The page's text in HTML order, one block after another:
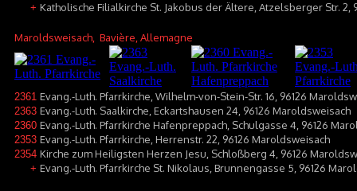
+ Katholische Filialkirche St. Jakobus der Ältere, Atzelsberger Str. 2,
Maroldsweisach , Bavière, Allemagne
2361 Evang.-Luth. Pfarrkirche, Wilhelm-von-Stein-Str. 16, 96126
2363 Evang.-Luth. Saalkirche, Eckartshausen 24, 96126 Maroldsweisach
2360 Evang.-Luth. Pfarrkirche Hafenpreppach, Schulgasse 4, 96126
2353 Evang.-Luth. Pfarrkirche, Herrenstr. 22, 96126 Maroldsweisach
2354 Kirche zum Heiligsten Herzen Jesu, Schloßberg 4, 96126
+ Evang.-Luth. Pfarrkirche St. Nikolaus, Brunnengasse 5, 96126